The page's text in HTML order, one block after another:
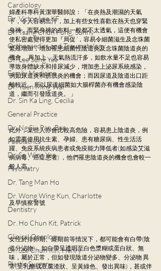
Cardiology
Dr. Victor Lee KF
Dr. Tsang Chun Fung, Sunny
Orthopaedics and Traumatology
Dr. Lee Sung Yee
Family Medicine
Dr. Yuen Ming Wai
Dr. Sin Ka Ling, Cecilia
General Practice
Dr. Ng Siu Pan, Ben
Paediatrics
Dr. So Wing Yee
Psychiatry
Dr. Tang Man Ho
Dr. Wong Wing Kun, Charlotte
Dentistry
Dr. Ho Chun Kit, Patrick
Clinical Oncology
Dr. Sze Chun Kin, Henry
Plastic Surgery
婦產科專科黃潔華醫師說：「在炎熱及潮濕的天氣
下，令人容易出汗，加上有些女性喜歡在熱天也穿緊
身褲，而緊身褲的布料一般都不太透氣，這便有機會
使私密處變得更加『局促 ’，容易令細菌滋生及念珠菌
繁殖增加，增加罹患細菌性陰道炎及念珠菌陰道炎的
機會。 再加上，天氣熱流汗多，如飲水量不足也容易
導致身體缺水和排尿減少，增加患上泌尿系統感染，
例如尿道炎和膀胱炎的機會；而因尿道及陰道出口距
離較近， 所以尿道細菌如大腸桿菌亦有機會感染陰
道，繼而引發陰道炎。 」
此外，某些人亦會比較高危險，容易患上陰道炎，例
如需要使用抗生素、孕婦、患有糖尿病、性生活活
躍、免疫系統疾病患者或免疫能力降低者(如感染艾滋
病病毒、癌症患者) ，他們罹患陰道炎的機會也會較一
般人高。
及早慎察警號
女性於排卵期、經期前等情況下，都可能會有白帶(陰
道分泌物)，如白帶呈透明至白色漿糊或蛋白狀、無
味，屬於正常，但如發現陰道分泌物變多、分泌物 異
常(呈乳酪或豆腐渣狀、呈黃綠色、發出異味)，甚或伴